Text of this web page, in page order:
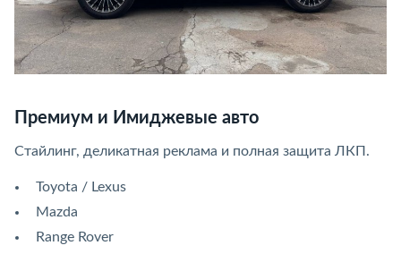
Премиум и Имиджевые авто
Стайлинг, деликатная реклама и полная защита ЛКП.
Toyota / Lexus
Mazda
Range Rover